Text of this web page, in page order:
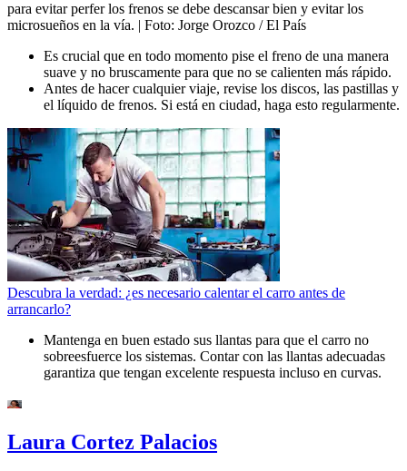
para evitar perfer los frenos se debe descansar bien y evitar los
microsueños en la vía. | Foto: Jorge Orozco / El País
Es crucial que en todo momento pise el freno de una manera
suave y no bruscamente para que no se calienten más rápido.
Antes de hacer cualquier viaje, revise los discos, las pastillas y
el líquido de frenos. Si está en ciudad, haga esto regularmente.
Descubra la verdad: ¿es necesario calentar el carro antes de
arrancarlo?
Mantenga en buen estado sus llantas para que el carro no
sobreesfuerce los sistemas. Contar con las llantas adecuadas
garantiza que tengan excelente respuesta incluso en curvas.
Laura Cortez Palacios